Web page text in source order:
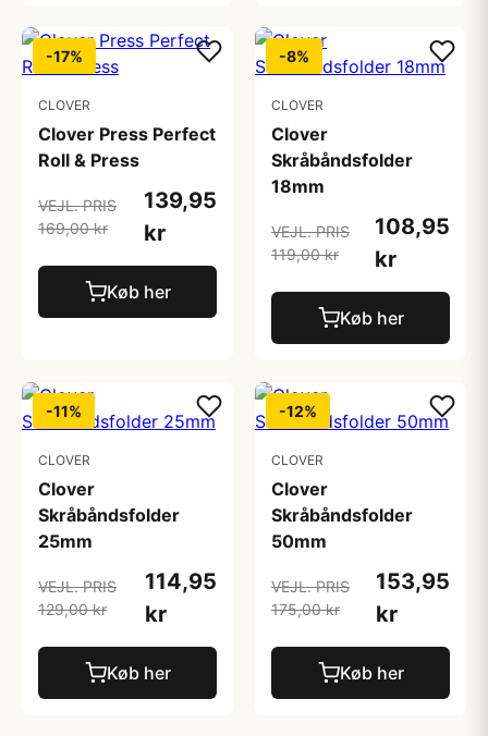
-17%
CLOVER
Clover Press Perfect
Roll & Press
VEJL. PRIS
169,00 kr
139,95
kr
Køb her
-8%
CLOVER
Clover
Skråbåndsfolder
18mm
VEJL. PRIS
119,00 kr
108,95
kr
Køb her
-11%
CLOVER
Clover
Skråbåndsfolder
25mm
VEJL. PRIS
129,00 kr
114,95
kr
Køb her
-12%
CLOVER
Clover
Skråbåndsfolder
50mm
VEJL. PRIS
175,00 kr
153,95
kr
Køb her